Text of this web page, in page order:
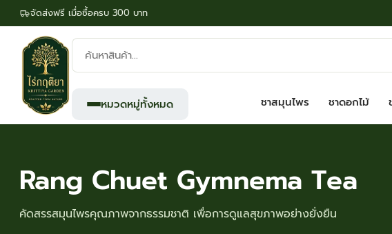
จัดส่งฟรี เมื่อซื้อครบ 300 บาท
ค้นหา
สินค้า:
หมวดหมู่ทั้งหมด ชาสมุนไพร ชาดอกไม้
Rang Chuet Gymnema Tea
คัดสรรสมุนไพรคุณภาพจากธรรมชาติ เพื่อการดูแลสุขภาพอย่างยั่งยืน